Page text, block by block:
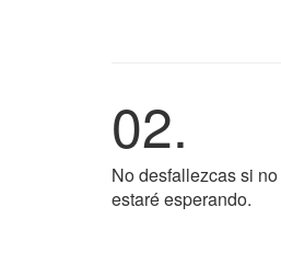
02.
No desfallezcas si
estaré esperando.